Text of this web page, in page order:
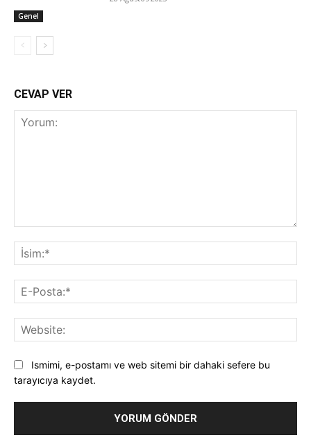
Genel
CEVAP VER
Ismimi, e-postamı ve web sitemi bir dahaki sefere bu
tarayıcıya kaydet.